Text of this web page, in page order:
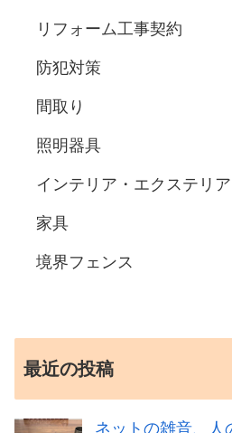
リフォーム工事契約
防犯対策
間取り
照明器具
インテリア・エクステリア
家具
境界フェンス
最近の投稿
ネットの雑音、人